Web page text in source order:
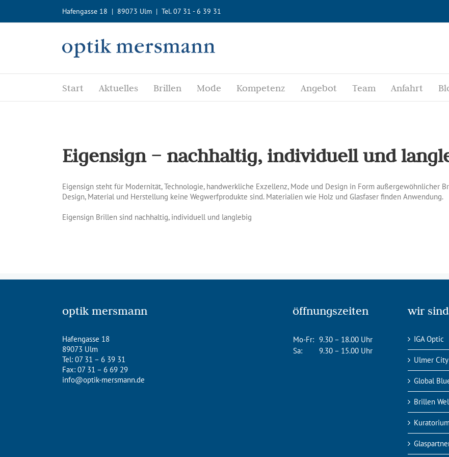
springen
Hafengasse 18 | 89073 Ulm | Tel. 07 31 - 6 39 31
Start Aktuelles Brillen Mode Kompetenz Angebot Team Anfahrt
Eigensign – nachhaltig, individuell und
Eigensign steht für Modernität, Technologie, handwerkliche Exzellenz, Mode und Design in Form außergewöhnlicher
Design, Material und Herstellung keine Wegwerfprodukte sind. Materialien wie Holz und Glasfaser finden Anwendung.
Eigensign Brillen sind nachhaltig, individuell und langlebig
optik mersmann
Hafengasse 18
89073 Ulm
Tel: 07 31 – 6 39 31
Fax: 07 31 – 6 69 29
info@optik-mersmann.de
öffnungszeiten
Mo-Fr: 9.30 – 18.00 Uhr
Sa:
9.30 – 15.00 Uhr
wir
IGA Optic
Ulmer
Global
Brillen